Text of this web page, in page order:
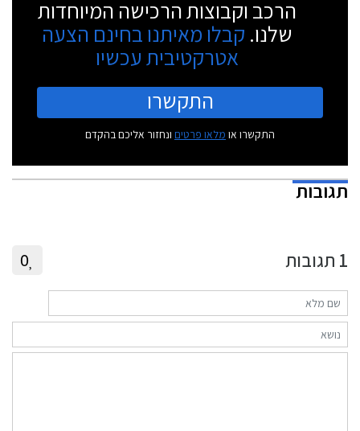
הרכב וקבוצות הרכישה המיוחדות
שלנו. קבלו מאיתנו בחינם הצעה
אטרקטיבית עכשיו
התקשרו
התקשרו או מלאו פרטים ונחזור אליכם בהקדם
תגובות
1 תגובות 0